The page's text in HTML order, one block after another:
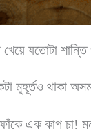
যতোটা
মুহূর্তও থাকা
এক কাপ চা!